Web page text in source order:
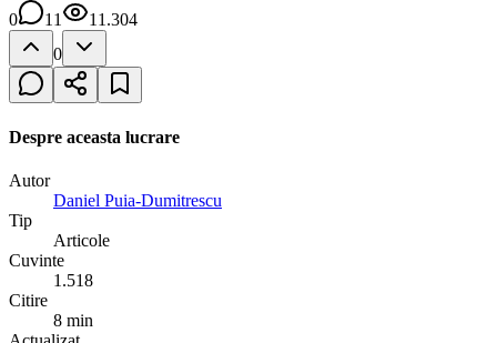
0
11
11.304
0
Despre aceasta lucrare
Autor
Daniel Puia-Dumitrescu
Tip
Articole
Cuvinte
1.518
Citire
8 min